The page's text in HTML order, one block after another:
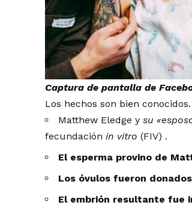
Captura de pantalla de
Los hechos son bien conocidos.
Matthew Eledge ysu
fecundaciónin vitro (FIV) .
El esperma provino de
Los óvulos fueron
El embrión resultante fue